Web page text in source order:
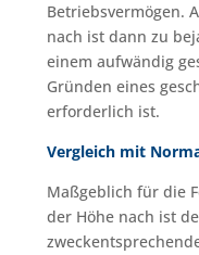
Betriebsvermögen.
nach ist dann zu
einem aufwändig
Gründen eines
erforderlich ist.
Vergleich mit
Maßgeblich für die
der Höhe nach ist